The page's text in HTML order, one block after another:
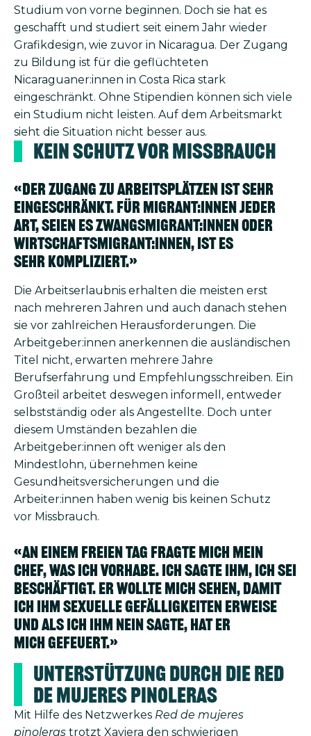
Studium von vorne be­ginnen. Doch sie hat es
geschafft und studiert seit einem Jahr wieder
Grafik­design, wie zuvor in Nicaragua. Der Zugang
zu Bildung ist für die geflüchteten
Nicaraguaner:innen in Costa Rica stark
eingeschränkt. Ohne Stipendien können sich viele
ein Studium nicht leisten. Auf dem Arbeitsmarkt
sieht die Situation nicht besser aus.
Kein Schutz vor Missbrauch
«Der Zugang zu Arbeitsplätzen ist sehr
eingeschränkt. Für Migrant:innen jeder
Art, seien es Zwangsmigrant:innen oder
Wirtschaftsmigrant:innen, ist es
sehr kompliziert.»
Die Arbeitserlaubnis erhalten die meisten erst
nach mehreren Jahren und auch danach stehen
sie vor zahlreichen Herausforderungen. Die
Arbeitgeber:innen anerkennen die ausländischen
Titel nicht, erwarten mehrere Jahre
Berufserfahrung und Empfehlungsschreiben. Ein
Großteil arbeitet deswegen informell, entweder
selbstständig oder als Angestellte. Doch unter
diesem Umständen bezahlen die
Arbeitgeber:innen oft weniger als den
Mindestlohn, übernehmen keine
Gesundheitsversicherungen und die
Arbeiter:innen haben wenig bis keinen Schutz
vor Missbrauch.
«An einem freien Tag fragte mich mein
Chef, was ich vorhabe. Ich sagte ihm, ich sei
beschäftigt. Er wollte mich sehen, damit
ich ihm sexuelle Gefälligkeiten erweise
und als ich ihm nein sagte, hat er
mich gefeuert.»
Unterstützung durch die Red
de mujeres pinoleras
Mit Hilfe des Netzwerkes Red de mujeres
pinoleras trotzt Xaviera den schwierigen